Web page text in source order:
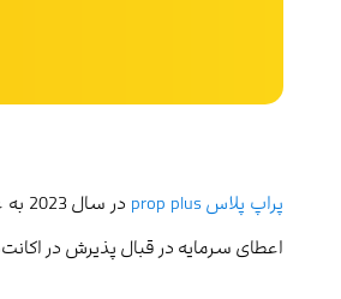
پراپ پلاس prop plus
در
اعطای سرمایه در قبال پذیرش در